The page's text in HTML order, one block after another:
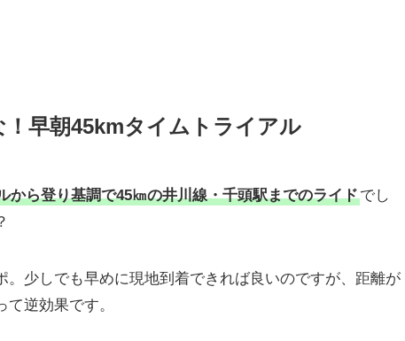
早朝45kmタイムトライアル
から登り基調で45㎞の井川線・千頭駅までのライドでし
。少しでも早めに現地到着できれば良いのですが、距離が
逆効果です。